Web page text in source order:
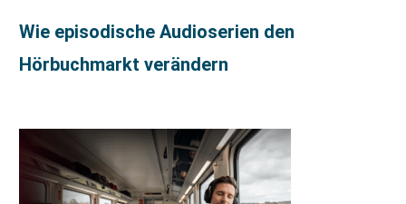
Wie episodische Audioserien den
Hörbuchmarkt verändern